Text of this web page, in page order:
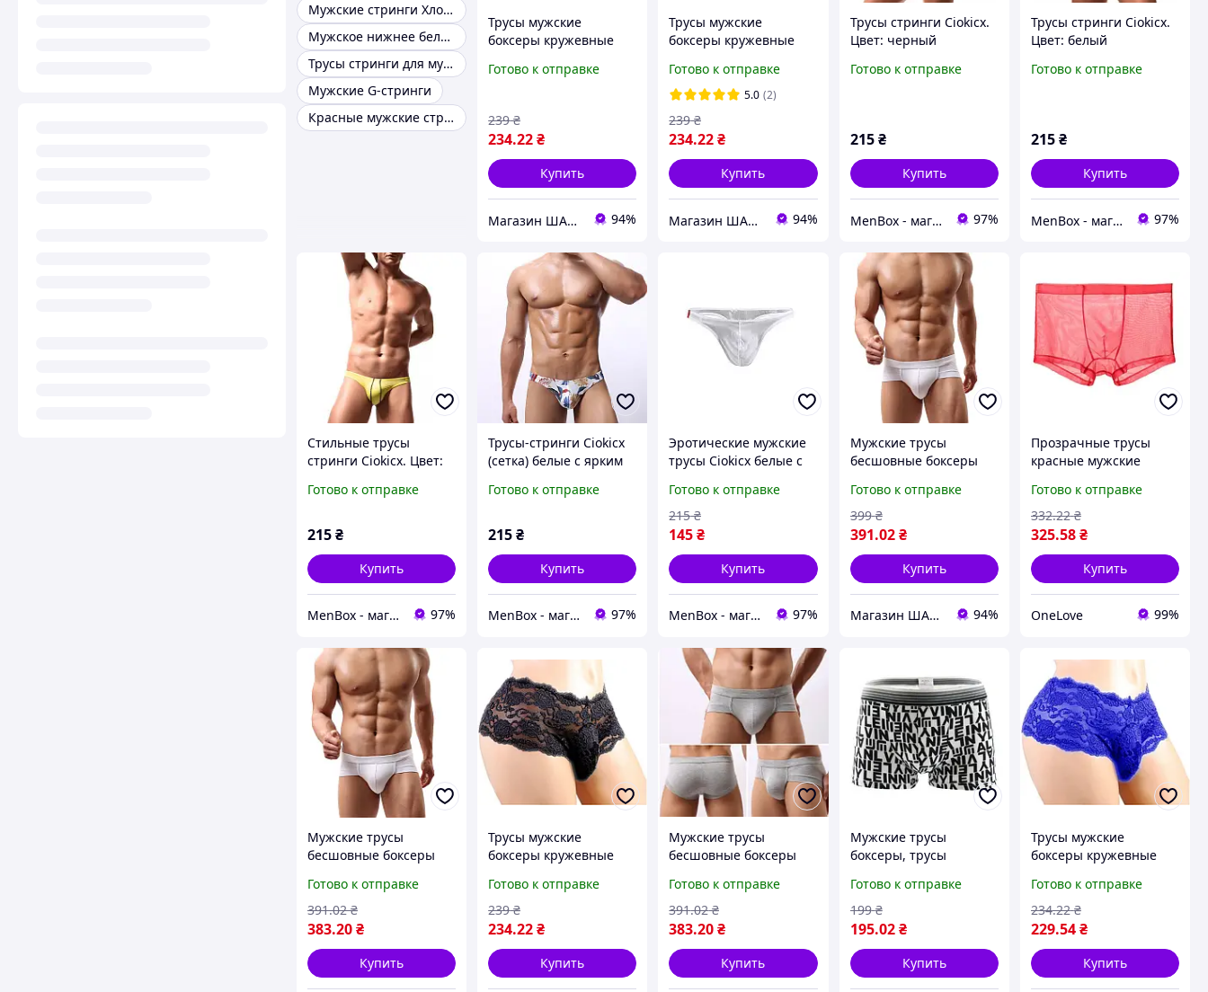
Мужские стринги Хлопок
Мужское нижнее белье стринги
Трусы стринги для мужчины
Мужские G-стринги
Красные мужские стринги
Трусы мужские
боксеры кружевные
трусы кружевные
Готово к отправке
234.22₴
239 ₴
Купить
Магазин ШАРМ 94%
Трусы мужские
боксеры кружевные
кружевные
Готово к отправке
5.0 (2)
234.22₴
239 ₴
Купить
Магазин ШАРМ 94%
Трусы стринги Ciokicx.
Цвет: черный
Готово к отправке
215 ₴
Купить
MenBox - магазин чоловічого одягу, білизни та аксесуарів 97%
Трусы стринги Ciokicx.
Цвет: белый
Готово к отправке
215₴
Купить
MenBox - магазин чоловічого одягу, білизни та аксесуарів 97%
Стильные трусы
стринги Ciokicx. Цвет:
Готово к отправке
215₴
Купить
MenBox - магазин чоловічого одягу, білизни та аксесуарів 97%
Трусы-стринги Ciokicx
(сетка) белые с ярким
Готово к отправке
215₴
Купить
MenBox - магазин чоловічого одягу, білизни та аксесуарів 97%
Эротические мужские
трусы Ciokicx белые с
Готово к отправке
145₴
215 ₴
Купить
MenBox - магазин чоловічого одягу, білизни та аксесуарів 97%
Мужские трусы
бесшовные боксеры
Готово к отправке
391.02 ₴
399 ₴
Купить
Магазин ШАРМ 94%
Прозрачные трусы
красные мужские
Готово к отправке
325.58₴
332.22 ₴
Купить
OneLove 99%
Мужские трусы
бесшовные боксеры
Готово к отправке
383.20₴
391.02 ₴
Купить
Трусы мужские
боксеры кружевные
трусы кружевные
Готово к отправке
234.22₴
239 ₴
Купить
Мужские трусы
бесшовные боксеры
Готово к отправке
383.20₴
391.02 ₴
Купить
Мужские трусы
боксеры, трусы
Готово к отправке
195.02 ₴
199 ₴
Купить
Трусы мужские
боксеры кружевные
кружевные
Готово к отправке
229.54₴
234.22 ₴
Купить